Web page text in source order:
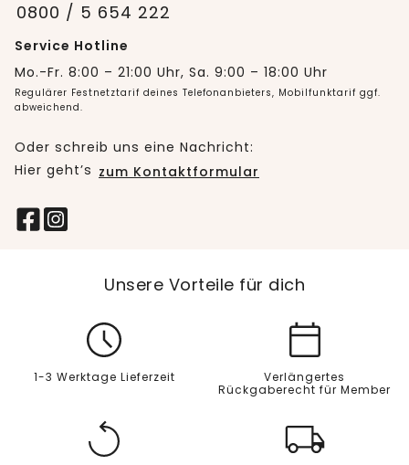
0800 / 5 654 222
Service Hotline
Mo.-Fr. 8:00 – 21:00 Uhr, Sa. 9:00 – 18:00 Uhr
Regulärer Festnetztarif deines Telefonanbieters, Mobilfunktarif ggf.
abweichend.
Oder schreib uns eine Nachricht:
Hier geht’s zum Kontaktformular
Unsere Vorteile für dich
1-3 Werktage Lieferzeit
Verlängertes
Rückgaberecht für Member